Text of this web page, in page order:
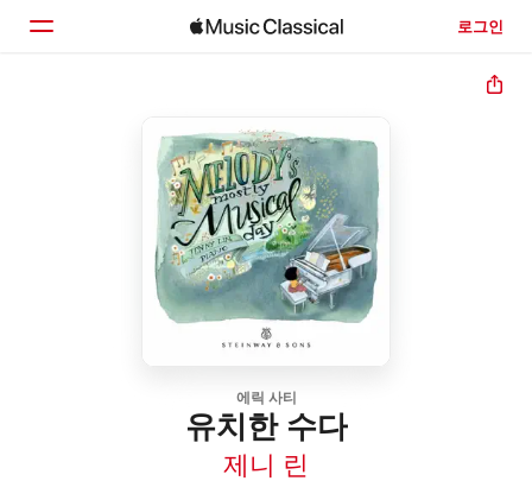
로그인
에릭 사티
유치한 수다
제니 린